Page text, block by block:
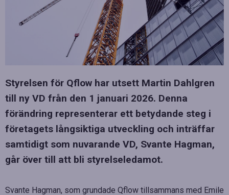
Styrelsen för Qflow har utsett Martin Dahlgren
till ny VD från den 1 januari 2026. Denna
förändring representerar ett betydande steg i
företagets långsiktiga utveckling och inträffar
samtidigt som nuvarande VD, Svante Hagman,
går över till att bli styrelseledamot.
Svante Hagman, som grundade Qflow tillsammans med Emile